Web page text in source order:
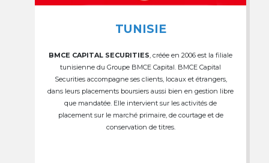
TUNISIE
BMCE CAPITAL SECURITIES , créée en 2006 est la filiale
tunisienne du Groupe BMCE Capital. BMCE Capital
Securities accompagne ses clients, locaux et étrangers,
dans leurs placements boursiers aussi bien en gestion libre
que mandatée. Elle intervient sur les activités de
placement sur le marché primaire, de courtage et de
conservation de titres.